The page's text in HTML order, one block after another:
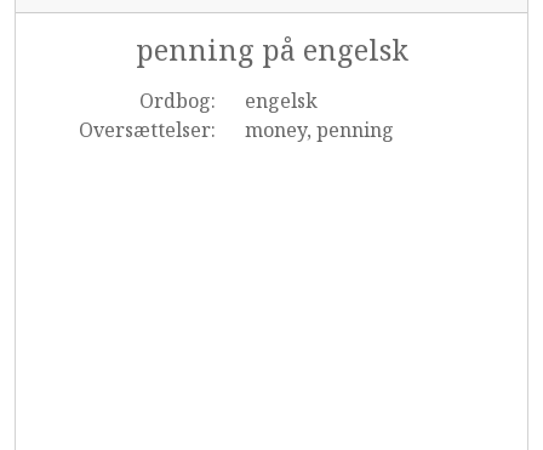
penning på engelsk
Ordbog:
engelsk
Oversættelser:
money, penning